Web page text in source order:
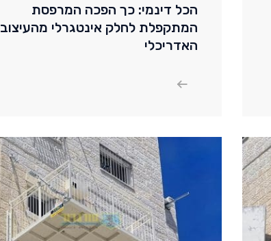
הכל דינמי: כך הפכה המרפסת
המתקפלת לחלק אינטגרלי מהעיצוב
האדריכלי